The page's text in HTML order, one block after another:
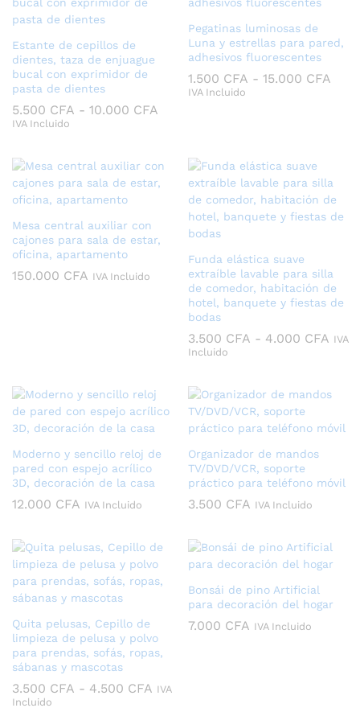
Estante de cepillos de
dientes, taza de enjuague
bucal con exprimidor de
pasta de dientes
5.500 CFA - 10.000 CFA
5.500 CFA
hasta
10.000 CFA
IVA Incluido
Pegatinas luminosas de
Luna y estrellas para pared,
adhesivos fluorescentes
1.500 CFA - 15.000 CFA
IVA Incluido
Mesa central auxiliar con
cajones para sala de estar,
oficina, apartamento
150.000 CFA IVA Incluido
Funda elástica suave
extraíble lavable para silla
de comedor, habitación de
hotel, banquete y fiestas de
bodas
3.500 CFA - 4.000 CFA IVA
Incluido
Moderno y sencillo reloj de
pared con espejo acrílico
3D, decoración de la casa
12.000 CFA IVA Incluido
Organizador de mandos
TV/DVD/VCR, soporte
práctico para teléfono móvil
3.500 CFA IVA Incluido
Quita pelusas, Cepillo de
limpieza de pelusa y polvo
para prendas, sofás, ropas,
sábanas y mascotas
3.500 CFA - 4.500 CFA Rango
IVA
Incluido
Bonsái de pino Artificial
para decoración del hogar
7.000 CFA IVA Incluido